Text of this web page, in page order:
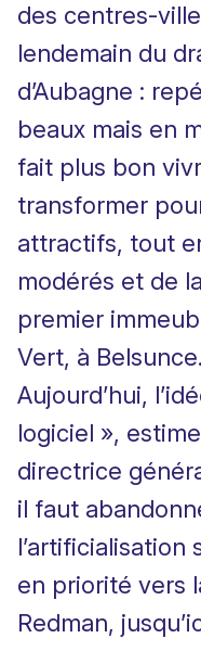
des centres-
lendemain du
d’Aubagne :
beaux mais en
fait plus bon
transformer
attractifs, tout
modérés et de
premier
Vert, à Belsunce.
Aujourd’hui,
logiciel », estime
directrice
il faut
en priorité vers
Redman,